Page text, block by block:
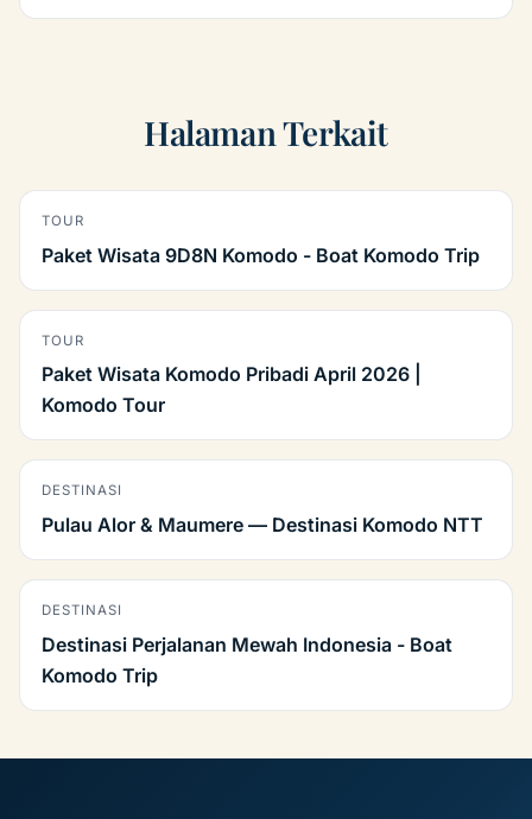
Halaman Terkait
TOUR
Paket Wisata 9D8N Komodo - Boat Komodo Trip
TOUR
Paket Wisata Komodo Pribadi April 2026 |
Komodo Tour
DESTINASI
Pulau Alor & Maumere — Destinasi Komodo NTT
DESTINASI
Destinasi Perjalanan Mewah Indonesia - Boat
Komodo Trip